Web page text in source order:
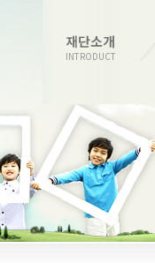
재단소개
INTRODUCT